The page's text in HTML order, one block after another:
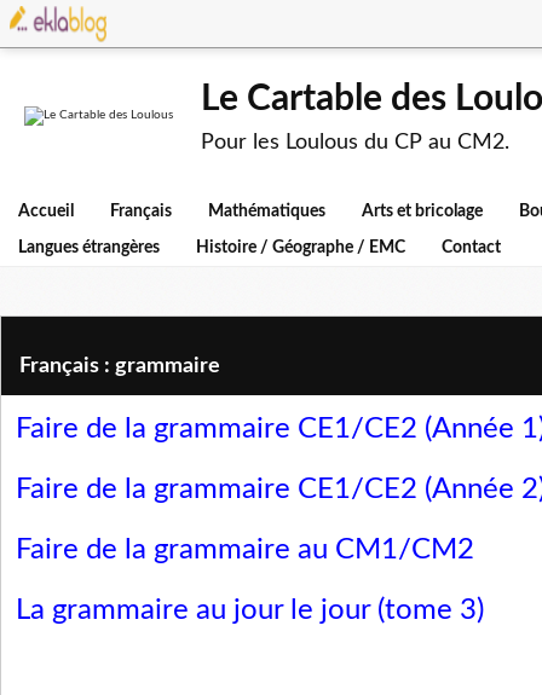
Le Cartable des
Pour les Loulous du CP au CM2.
Accueil Français Mathématiques Arts et bricolage
Langues étrangères Histoire / Géographe / EMC Contact
Français : grammaire
Faire de la grammaire CE1/CE2 (Année
Faire de la grammaire CE1/CE2 (Année
Faire de la grammaire au CM1/CM2
La grammaire au jour le jour (tome 3)